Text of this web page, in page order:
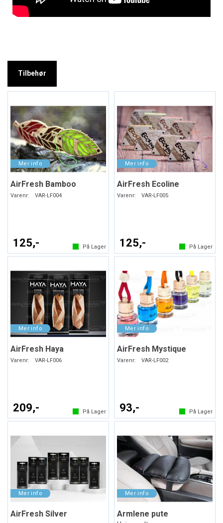
Tilbehør
AirFresh Bamboo
Varenr: VAR-LF004
125,- På Lager
AirFresh Ecoline
Varenr: VAR-LF005
125,- På Lager
AirFresh Haya
Varenr: VAR-LF006
209,- På Lager
AirFresh Mystique
Varenr: VAR-LF002
93,- På Lager
AirFresh Silver Armlene pute